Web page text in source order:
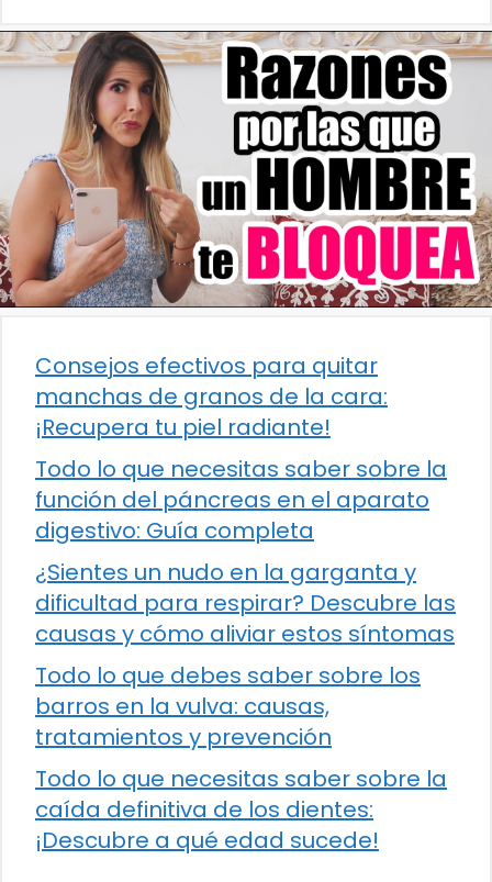
Consejos efectivos para quitar
manchas de granos de la cara:
¡Recupera tu piel radiante!
Todo lo que necesitas saber sobre la
función del páncreas en el aparato
digestivo: Guía completa
¿Sientes un nudo en la garganta y
dificultad para respirar? Descubre las
causas y cómo aliviar estos síntomas
Todo lo que debes saber sobre los
barros en la vulva: causas,
tratamientos y prevención
Todo lo que necesitas saber sobre la
caída definitiva de los dientes:
¡Descubre a qué edad sucede!